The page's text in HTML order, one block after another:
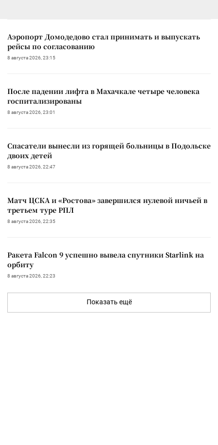
Аэропорт Домодедово стал принимать и выпускать
рейсы по согласованию
8 августа 2026, 23:15
После падении лифта в Махачкале четыре человека
госпитализированы
8 августа 2026, 23:01
Спасатели вынесли из горящей больницы в Подольске
двоих детей
8 августа 2026, 22:47
Матч ЦСКА и «Ростова» завершился нулевой ничьей в
третьем туре РПЛ
8 августа 2026, 22:35
Ракета Falcon 9 успешно вывела спутники Starlink на
орбиту
8 августа 2026, 22:23
Показать ещё